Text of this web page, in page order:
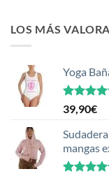
LOS MÁS
Yoga
Valorado
con
de 5
39,90€
mangas